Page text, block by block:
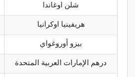
شلن اوغاندا
هريفينيا اوكرانيا
بيزو أوروغواي
درهم الإمارات العربية المتحدة